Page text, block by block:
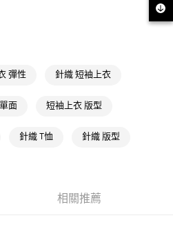
)免運費
彈性 針織 短袖上衣
面 短袖上衣 版型
針織 T恤 針織 版型
相關推薦